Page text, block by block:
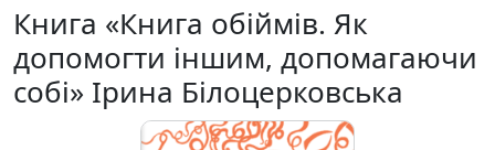
Книга «Книга обіймів. Як
допомогти іншим, допомагаючи
собі» Ірина Білоцерковська